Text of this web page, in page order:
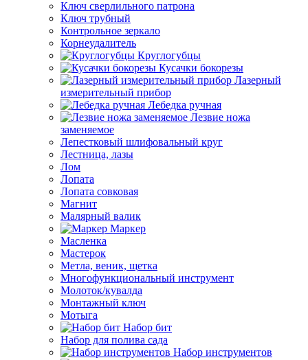
Ключ сверлильного патрона
Ключ трубный
Контрольное зеркало
Корнеудалитель
Круглогубцы
Кусачки бокорезы
Лазерный
измерительный прибор
Лебедка ручная
Лезвие ножа
заменяемое
Лепестковый шлифовальный круг
Лестница, лазы
Лом
Лопата
Лопата совковая
Магнит
Малярный валик
Маркер
Масленка
Мастерок
Метла, веник, щетка
Многофункциональный инструмент
Молоток/кувалда
Монтажный ключ
Мотыга
Набор бит
Набор для полива сада
Набор инструментов